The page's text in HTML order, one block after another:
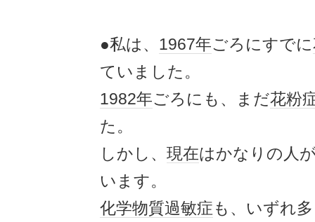
●私は、 1967年ごろにすでに
ていました。
1982年ごろにも、まだ花粉
た。
しかし、 現在はかなりの人
います。
化学物質過敏症も、いずれ